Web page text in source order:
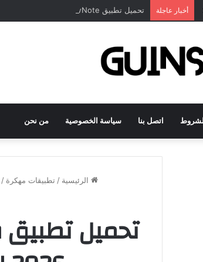
أخبار عاجلة تحميل تطبيق DrawNote مهكر 2026 النسخة المدفوعة للأندرويد مجاناً
اتصل بنا سياسة الخصوصية من نحن
الرئيسية / تطبيقات مهكرة /